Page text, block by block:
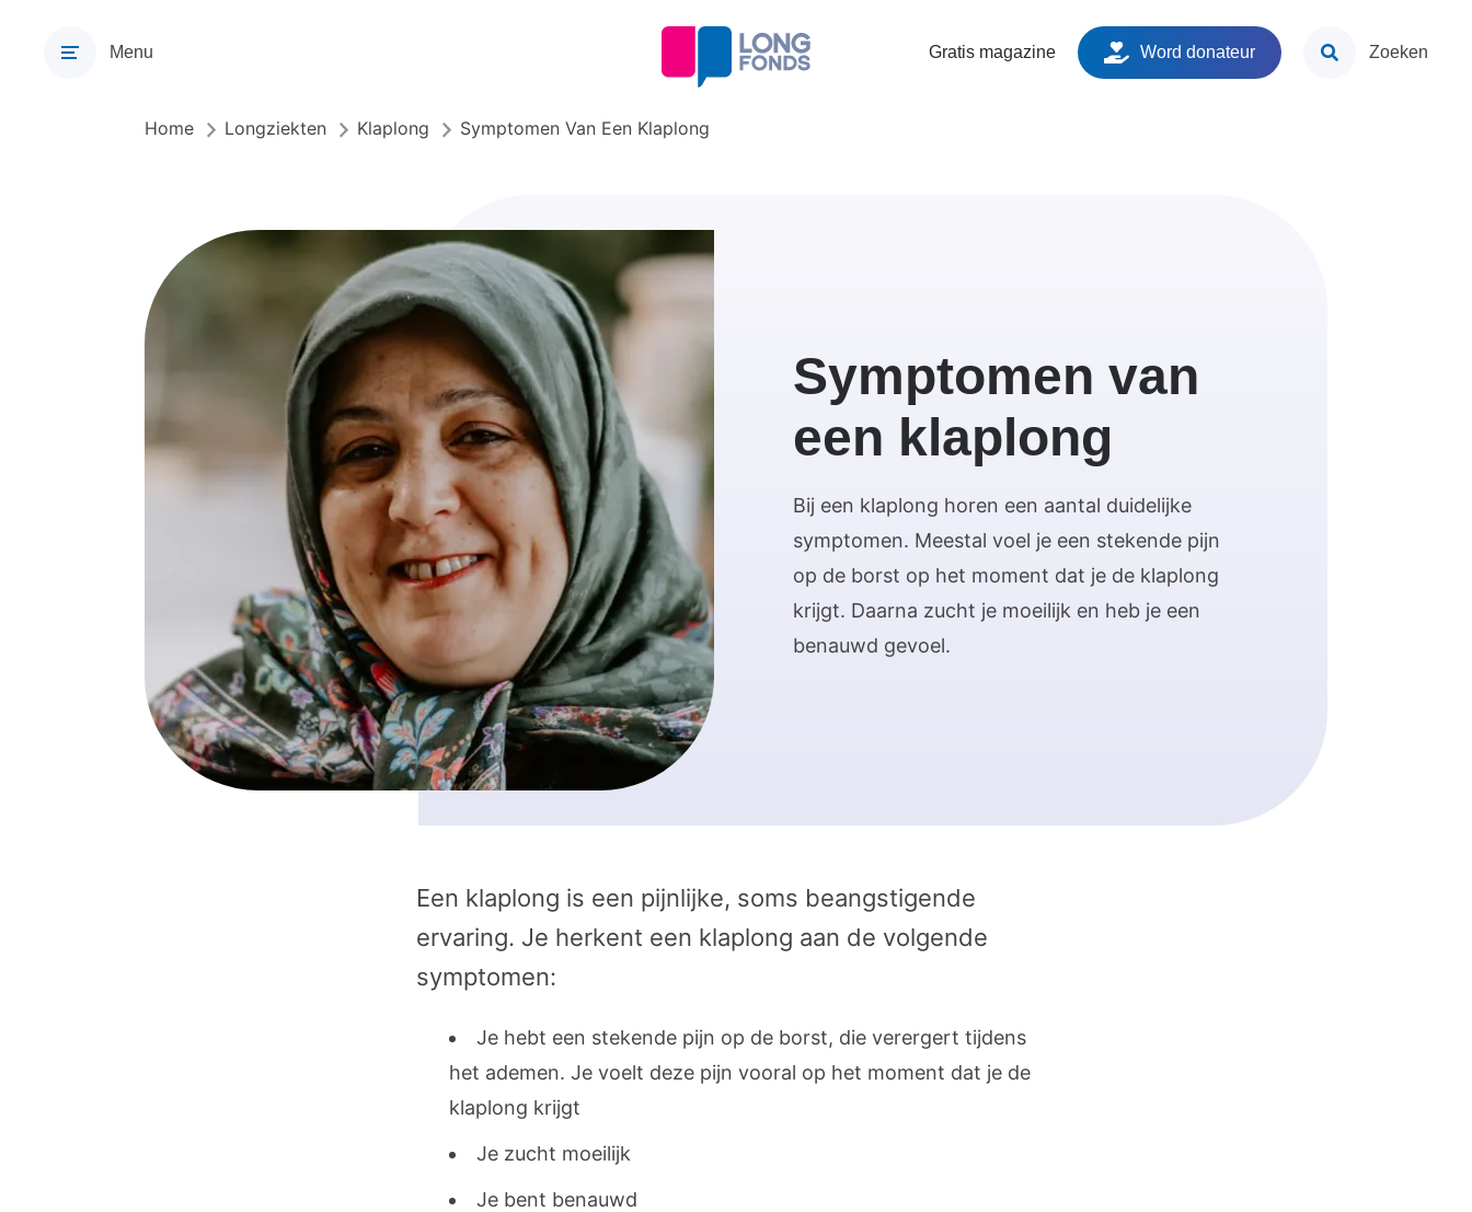
Menu Gratis magazine Word donateur Zoeken
Kruimelpad
Home Longziekten Klaplong Symptomen Van Een Klaplong
Symptomen van
een klaplong
Bij een klaplong horen een aantal duidelijke
symptomen. Meestal voel je een stekende pijn
op de borst op het moment dat je de klaplong
krijgt. Daarna zucht je moeilijk en heb je een
benauwd gevoel.
Een klaplong is een pijnlijke, soms beangstigende
ervaring. Je herkent een klaplong aan de volgende
symptomen:
Je hebt een stekende pijn op de borst, die verergert tijdens
het ademen. Je voelt deze pijn vooral op het moment dat je de
klaplong krijgt
Je zucht moeilijk
Je bent benauwd